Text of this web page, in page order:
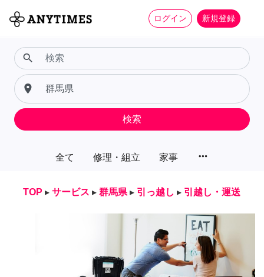
ログイン 新規登録
全て 修理・組立 家事 more_horiz
search
place
検索
TOP ▸ サービス ▸ 群馬県 ▸ 引っ越し ▸ 引越し・運送